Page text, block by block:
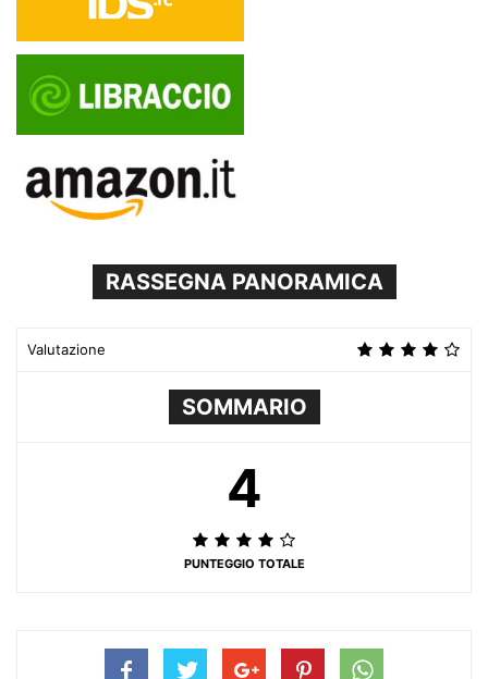
RASSEGNA PANORAMICA
Valutazione
SOMMARIO
4
PUNTEGGIO TOTALE